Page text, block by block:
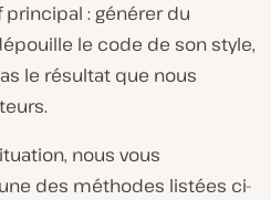
: générer du
le code de son style,
le résultat que nous
nous vous
des méthodes listées ci-